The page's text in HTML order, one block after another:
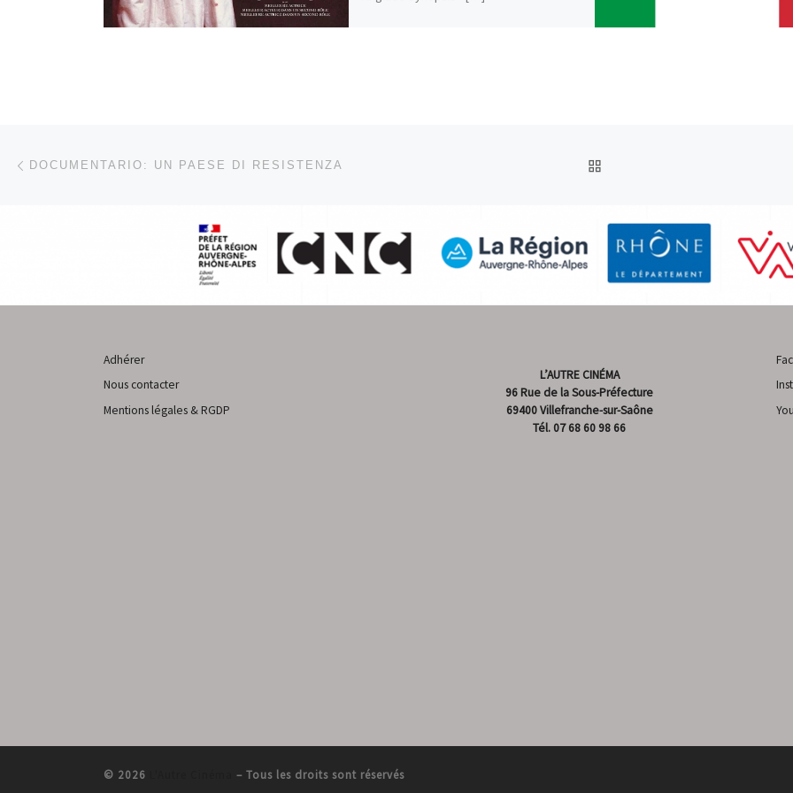
Parcourir les articles
DOCUMENTARIO: UN PAESE DI RESISTENZA
Adhérer
Nous contacter
Mentions légales & RGDP
L’AUTRE CINÉMA
96 Rue de la Sous-Préfecture
69400 Villefranche-sur-Saône
Tél. 07 68 60 98 66
© 2026 – Tous les droits sont réservés